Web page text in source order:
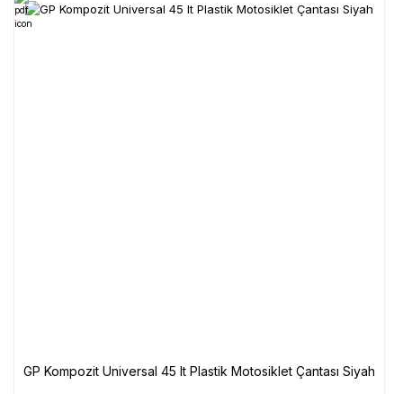
GP Kompozit Universal 45 lt Plastik Motosiklet Çantası Siyah